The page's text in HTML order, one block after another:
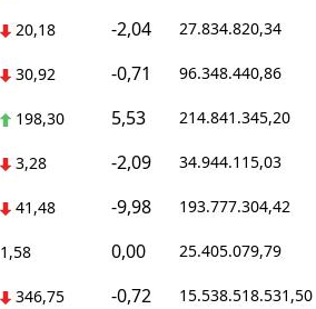
20,18 -2,04 27.834.820,34
30,92 -0,71 96.348.440,86
198,30 5,53 214.841.345,20
3,28 -2,09 34.944.115,03
41,48 -9,98 193.777.304,42
1,58 0,00 25.405.079,79
346,75 -0,72 15.538.518.531,50